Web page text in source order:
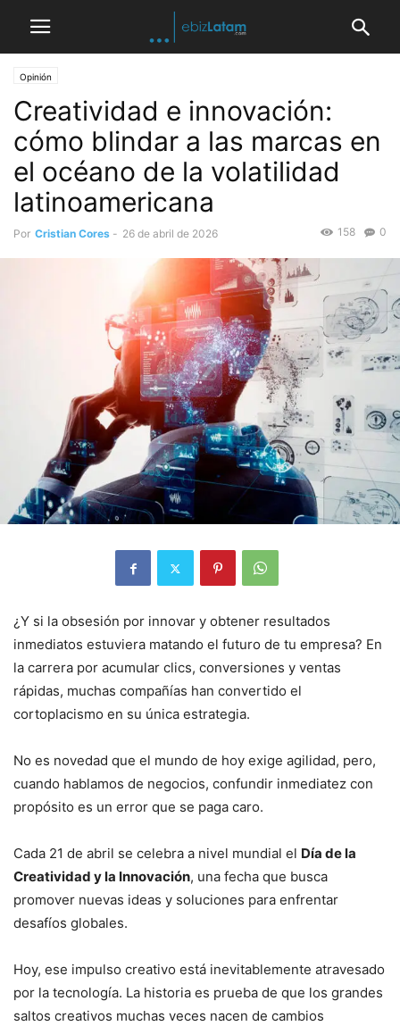
Opinión
Creatividad e innovación:
cómo blindar a las marcas en
el océano de la volatilidad
latinoamericana
Por Cristian Cores - 26 de abril de 2026 0
158
¿Y si la obsesión por innovar y obtener resultados
inmediatos estuviera matando el futuro de tu empresa? En
la carrera por acumular clics, conversiones y ventas
rápidas, muchas compañías han convertido el
cortoplacismo en su única estrategia.
No es novedad que el mundo de hoy exige agilidad, pero,
cuando hablamos de negocios, confundir inmediatez con
propósito es un error que se paga caro.
Cada 21 de abril se celebra a nivel mundial el Día de la
Creatividad y la Innovación, una fecha que busca
promover nuevas ideas y soluciones para enfrentar
desafíos globales.
Hoy, ese impulso creativo está inevitablemente atravesado
por la tecnología. La historia es prueba de que los grandes
saltos creativos muchas veces nacen de cambios